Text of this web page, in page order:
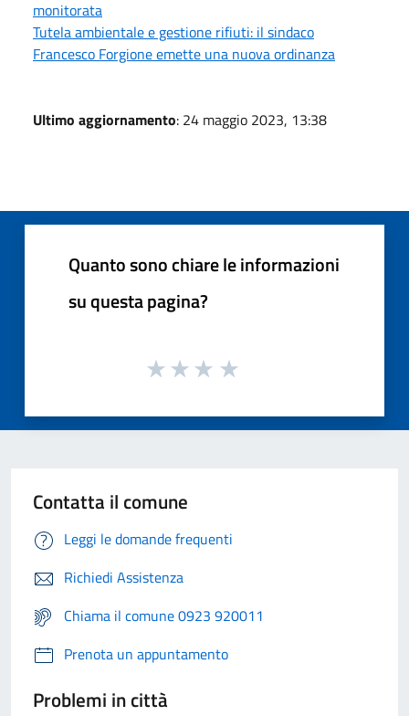
monitorata
Tutela ambientale e gestione rifiuti: il sindaco
Francesco Forgione emette una nuova ordinanza
Ultimo aggiornamento: 24 maggio 2023, 13:38
Quanto sono chiare le informazioni
su questa pagina?
Contatta il comune
Leggi le domande frequenti
Richiedi Assistenza
Chiama il comune 0923 920011
Prenota un appuntamento
Problemi in città